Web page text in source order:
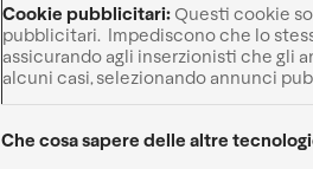
Cookie pubblicitari: Questi cookie
pubblicitari. Impediscono che lo
assicurando agli inserzionisti che gli
alcuni casi, selezionando annunci
Che cosa sapere delle altre